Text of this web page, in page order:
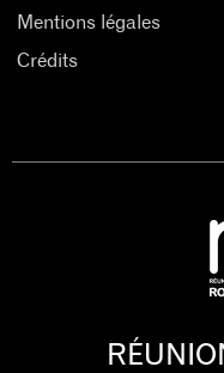
Mentions légales
Crédits